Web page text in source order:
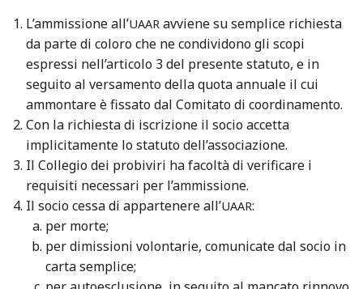
L’ammissione all’UAAR avviene su semplice richiesta
da parte di coloro che ne condividono gli scopi
espressi nell’articolo 3 del presente statuto, e in
seguito al versamento della quota annuale il cui
ammontare è fissato dal Comitato di coordinamento.
Con la richiesta di iscrizione il socio accetta
implicitamente lo statuto dell’associazione.
Il Collegio dei probiviri ha facoltà di verificare i
requisiti necessari per l’ammissione.
Il socio cessa di appartenere all’UAAR:
per morte;
per dimissioni volontarie, comunicate dal socio in
carta semplice;